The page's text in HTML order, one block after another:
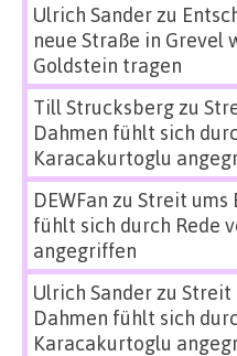
Ulrich Sanderzu
neue Straße in Grevel
Goldstein tragen
Till Strucksbergzu
Dahmen fühlt sich
Karacakurtoglu
DEWFan zu Streit ums
fühlt sich durch Rede
angegriffen
Ulrich Sanderzu Streit
Dahmen fühlt sich
Karacakurtoglu